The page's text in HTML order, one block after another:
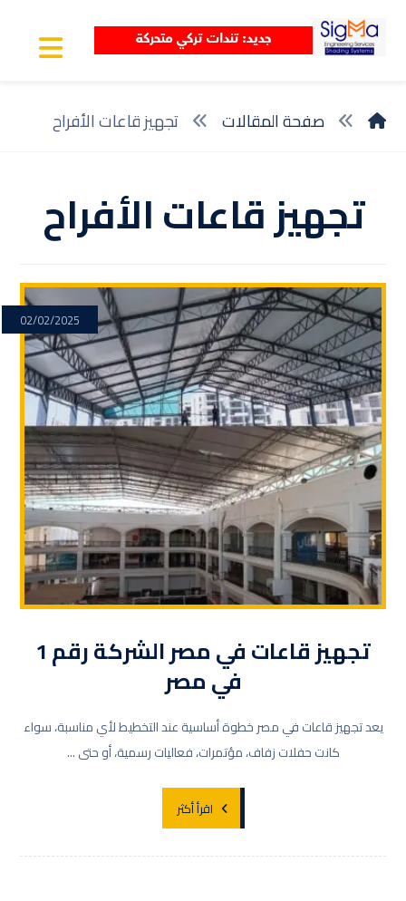
صفحة المقالات تجهيز قاعات الأفراح
تجهيز قاعات الأفراح
تجهيز قاعات في مصر الشركة رقم 1
في مصر
02/02/2025
يعد تجهيز قاعات في مصر خطوة أساسية عند التخطيط لأي مناسبة، سواء
كانت حفلات زفاف، مؤتمرات، فعاليات رسمية، أو حتى ...
اقرأ أكثر